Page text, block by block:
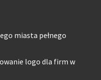
miasta pełnego
logo dla firm w